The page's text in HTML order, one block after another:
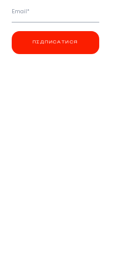
Email*
ПІДПИСАТИСЯ